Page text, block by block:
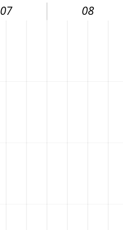
07 08